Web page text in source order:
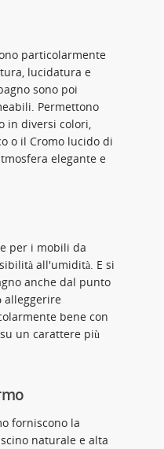
particolarmente
lucidatura e
sono poi
Permettono
in diversi colori,
o il Cromo lucido di
elegante e
per i mobili da
all'umidità. E si
anche dal punto
alleggerire
bene con
un carattere più
forniscono la
naturale e alta